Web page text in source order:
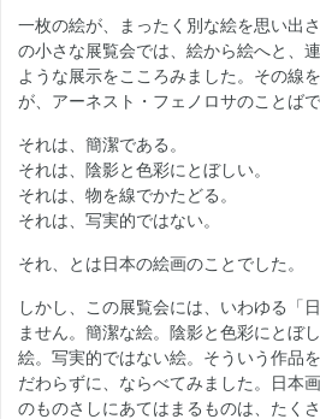
一枚の絵が、まったく別な絵を思い出
の小さな展覧会では、絵から絵へと、
ような展示をこころみました。その線
が、アーネスト・フェノロサのことばで
それは、簡潔である。
それは、陰影と色彩にとぼしい。
それは、物を線でかたどる。
それは、写実的ではない。
それ、とは日本の絵画のことでした。
しかし、この展覧会には、いわゆる「
ません。簡潔な絵。陰影と色彩にとぼ
絵。写実的ではない絵。そういう作品
だわらずに、ならべてみました。日本
のものさしにあてはまるものは、たくさ